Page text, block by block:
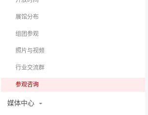
展馆分布
组团参观
照片与视频
行业交流群
参观咨询
媒体中心